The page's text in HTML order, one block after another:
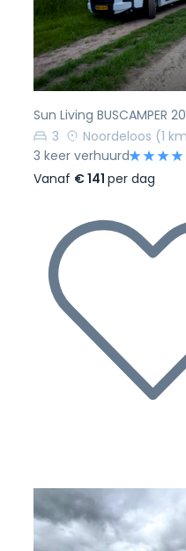
Vorige
Sun Living BUSCAMPER
3
Noordeloos (1
3 keer verhuurd
Vanaf € 141 per dag